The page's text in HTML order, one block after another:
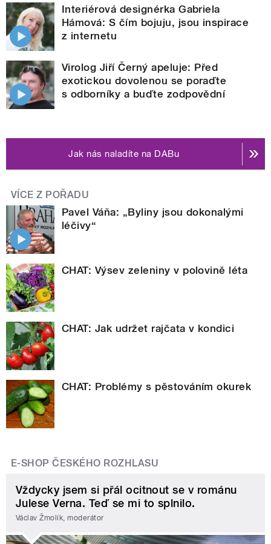
Interiérová designérka Gabriela
Hámová: S čím bojuju, jsou inspirace
z internetu
Virolog Jiří Černý apeluje: Před
exotickou dovolenou se poraďte
s odborníky a buďte zodpovědní
Jak nás naladíte na DABu
VÍCE Z POŘADU
Pavel Váňa: „Byliny jsou dokonalými
léčivy“
CHAT: Výsev zeleniny v polovině léta
CHAT: Jak udržet rajčata v kondici
CHAT: Problémy s pěstováním okurek
E-SHOP ČESKÉHO ROZHLASU
Vždycky jsem si přál ocitnout se v románu
Julese Verna. Teď se mi to splnilo.
Václav Žmolík, moderátor